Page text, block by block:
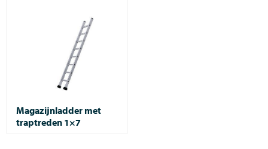
Magazijnladder met
traptreden 1×7